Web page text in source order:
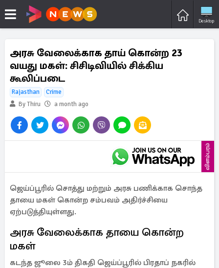
Desktop
அரசு வேலைக்காக தாய் கொன்ற 23
வயது மகள்: சிசிடிவியில் சிக்கிய
கூலிப்படை
Rajasthan
Crime
By Thiru
a month ago
விளம்பரம்
ஜெய்ப்பூரில் சொத்து மற்றும் அரசு பணிக்காக சொந்த
தாயை மகள் கொன்ற சம்பவம் அதிர்ச்சியை
ஏற்படுத்தியுள்ளது.
அரசு வேலைக்காக தாயை கொன்ற
மகள்
கடந்த ஜூலை 3ம் திகதி ஜெய்ப்பூரில் பிரதாப் நகரில்